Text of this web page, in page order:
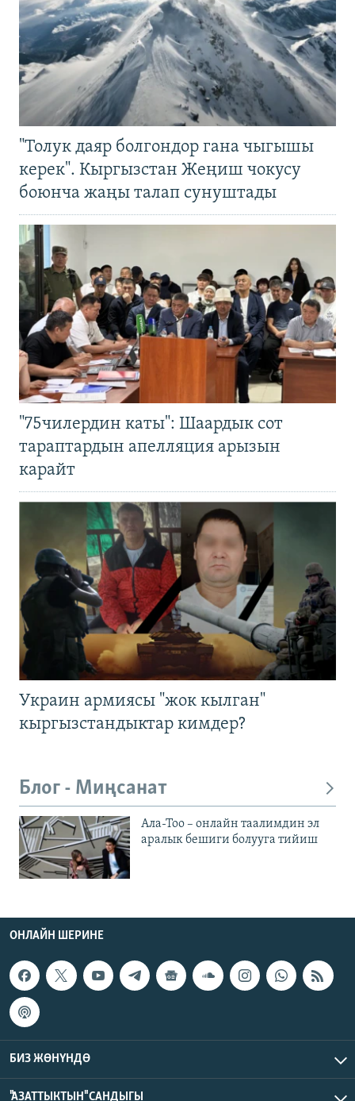
"Толук даяр болгондор гана чыгышы
керек". Кыргызстан Жеңиш чокусу
боюнча жаңы талап сунуштады
"75чилердин каты": Шаардык сот
тараптардын апелляция арызын
карайт
Украин армиясы "жок кылган"
кыргызстандыктар кимдер?
Блог - Миңсанат
Ала-Тоо – онлайн таалимдин эл
аралык бешиги болууга тийиш
ОНЛАЙН ШЕРИНЕ
БИЗ ЖӨНҮНДӨ
"АЗАТТЫКТЫН" САНДЫГЫ